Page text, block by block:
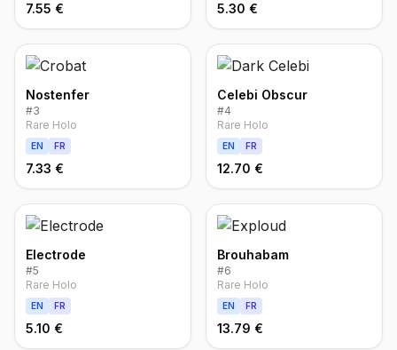
7.55 € 5.30 €
Nostenfer
#3
Rare Holo
EN FR
7.33 €
Celebi Obscur
#4
Rare Holo
EN FR
12.70 €
Electrode
#5
Rare Holo
EN FR
5.10 €
Brouhabam
#6
Rare Holo
EN FR
13.79 €